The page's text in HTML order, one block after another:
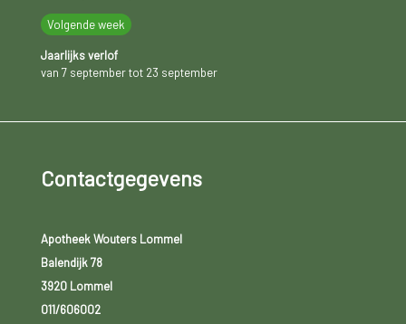
Volgende week
Jaarlijks verlof
van 7 september tot 23 september
Contactgegevens
Apotheek Wouters Lommel
Balendijk 78
3920 Lommel
011/606002